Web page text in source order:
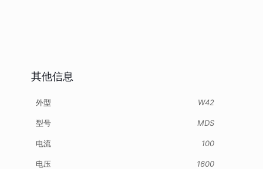
其他信息
外型 W42
型号 MDS
电流 100
电压 1600